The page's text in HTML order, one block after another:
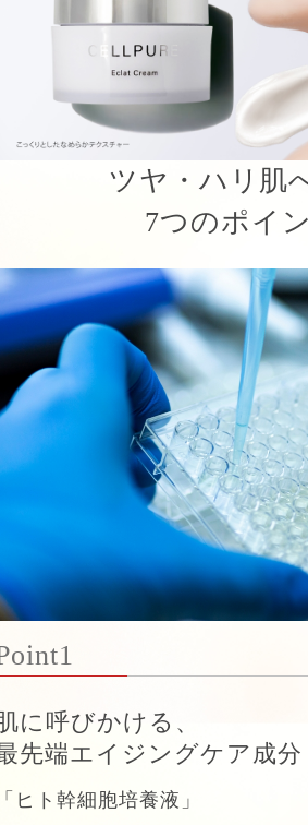
ツヤ・ハリ肌
7つのポイ
に呼びかける、
先端エイジングケア成分
ヒト幹細胞培養液」